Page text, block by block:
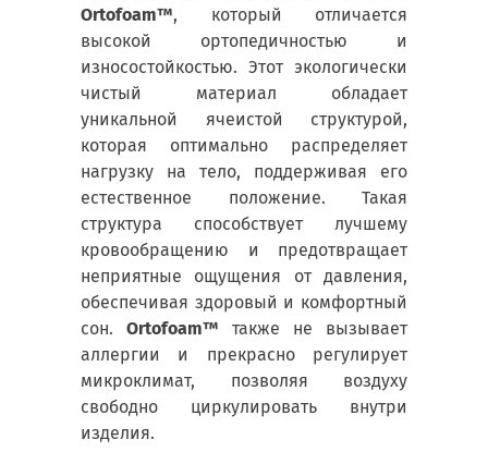
Ortofoam™, который отличается
высокой ортопедичностью и
износостойкостью. Этот экологически
чистый материал обладает
уникальной ячеистой структурой,
которая оптимально распределяет
нагрузку на тело, поддерживая его
естественное положение. Такая
структура способствует лучшему
кровообращению и предотвращает
неприятные ощущения от давления,
обеспечивая здоровый и комфортный
сон. Ortofoam™ также не вызывает
аллергии и прекрасно регулирует
микроклимат, позволяя воздуху
свободно циркулировать внутри
изделия.